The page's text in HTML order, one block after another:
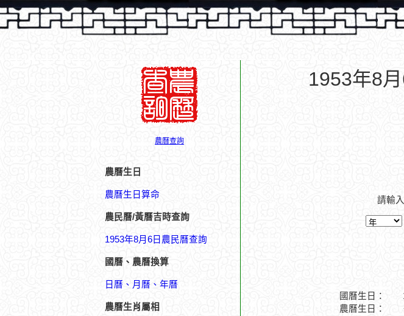
農曆查詢
農曆生日
農曆生日算命
農民曆/黃曆吉時查詢
1953年8月6日農民曆查詢
國曆、農曆換算
日曆、月曆、年曆
農曆生肖屬相
1953年8
請輸
國曆生日：
農曆生日：